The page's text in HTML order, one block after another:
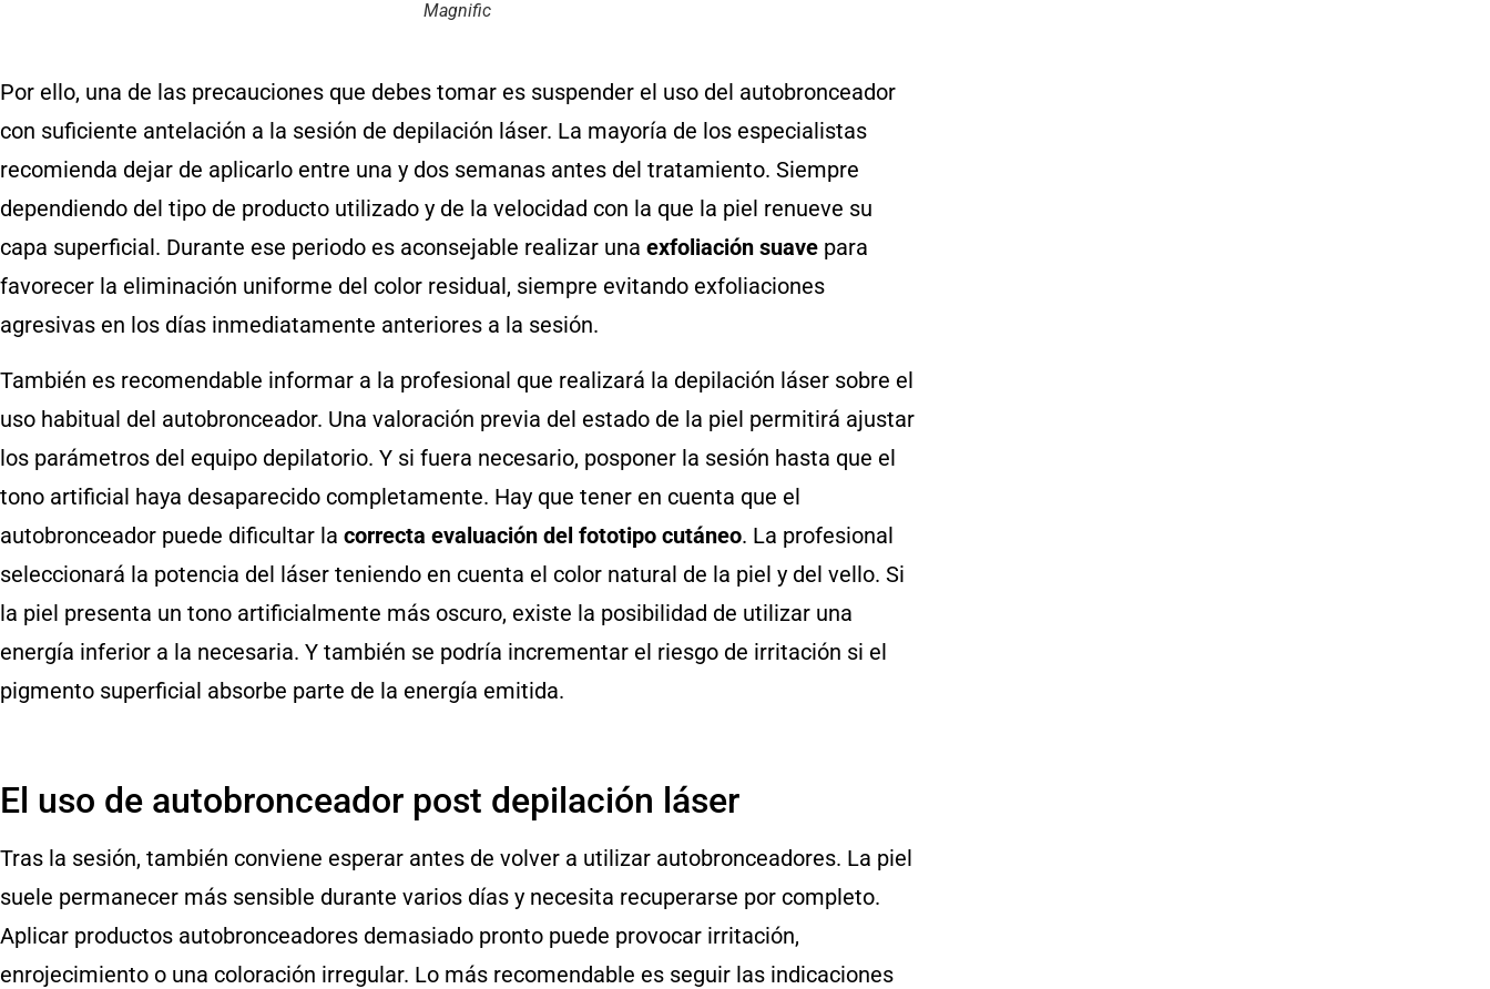
Magnific
Por ello, una de las precauciones que debes tomar es suspender el uso del autobronceador
con suficiente antelación a la sesión de depilación láser. La mayoría de los especialistas
recomienda dejar de aplicarlo entre una y dos semanas antes del tratamiento. Siempre
dependiendo del tipo de producto utilizado y de la velocidad con la que la piel renueve su
capa superficial. Durante ese periodo es aconsejable realizar una exfoliación suave para
favorecer la eliminación uniforme del color residual, siempre evitando exfoliaciones
agresivas en los días inmediatamente anteriores a la sesión.
También es recomendable informar a la profesional que realizará la depilación láser sobre el
uso habitual del autobronceador. Una valoración previa del estado de la piel permitirá ajustar
los parámetros del equipo depilatorio. Y si fuera necesario, posponer la sesión hasta que el
tono artificial haya desaparecido completamente. Hay que tener en cuenta que el
autobronceador puede dificultar la correcta evaluación del fototipo cutáneo. La profesional
seleccionará la potencia del láser teniendo en cuenta el color natural de la piel y del vello. Si
la piel presenta un tono artificialmente más oscuro, existe la posibilidad de utilizar una
energía inferior a la necesaria. Y también se podría incrementar el riesgo de irritación si el
pigmento superficial absorbe parte de la energía emitida.
El uso de autobronceador post depilación láser
Tras la sesión, también conviene esperar antes de volver a utilizar autobronceadores. La piel
suele permanecer más sensible durante varios días y necesita recuperarse por completo.
Aplicar productos autobronceadores demasiado pronto puede provocar irritación,
enrojecimiento o una coloración irregular. Lo más recomendable es seguir las indicaciones